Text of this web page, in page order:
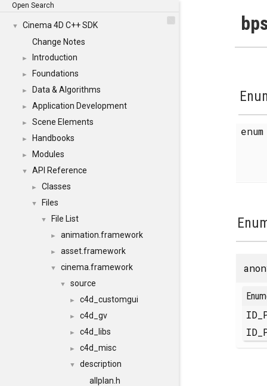
Open Search
▼
Cinema 4D C++ SDK
Change Notes
► Introduction
► Foundations
► Data & Algorithms
► Application Development
► Scene Elements
► Handbooks
► Modules
▼ API Reference
► Classes
▼ Files
▼ File List
► animation.framework
► asset.framework
▼ cinema.framework
▼ source
► c4d_customgui
► c4d_gv
► c4d_libs
► c4d_misc
▼
description
allplan.h